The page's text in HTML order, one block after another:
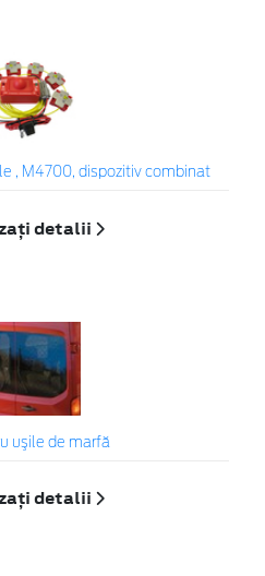
, M4700, dispozitiv combinat
detalii
uşile de marfă
detalii